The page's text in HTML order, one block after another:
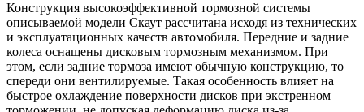
Конструкция высокоэффективной тормозной системы
описываемой модели Скаут рассчитана исходя из технических
и эксплуатационных качеств автомобиля. Передние и задние
колеса оснащены дисковым тормозным механизмом. При
этом, если задние тормоза имеют обычную конструкцию, то
спереди они вентилируемые. Такая особенность влияет на
быстрое охлаждение поверхности дисков при экстренном